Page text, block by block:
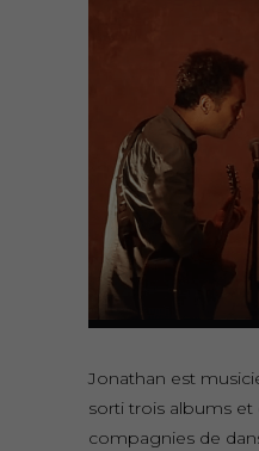
Jonathan est
sorti trois albums
compagnies de